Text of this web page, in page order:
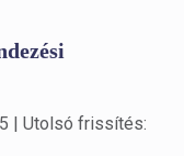
| Utolsó frissítés: